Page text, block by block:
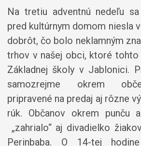
Na tretiu adventnú nedeľu
pred kultúrnym domom niesla
dobrôt, čo bolo neklamným
trhov v našej obci, ktoré
Základnej školy v Jablonici.
samozrejme okrem
pripravené na predaj aj rôzne
rúk. Občanov okrem punču
„zahrialo“ aj divadielko
Perinbaba. O 14-tej